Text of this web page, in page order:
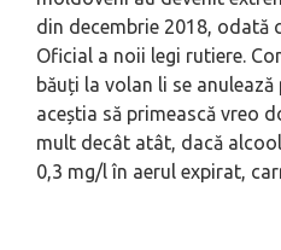
din decembrie 2018, odată
Oficial a noii legi rutiere.
băuți la volan li se
aceștia să primească vreo
mult decât atât, dacă
0,3 mg/l în aerul expirat,